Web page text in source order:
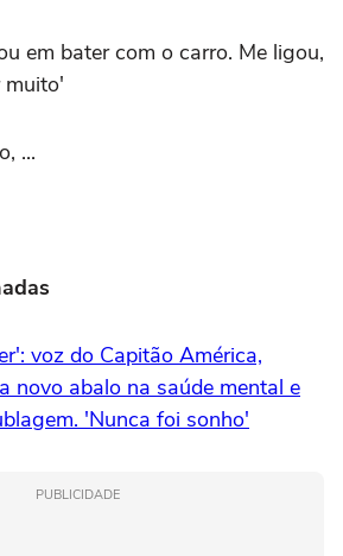
em bater com o carro. Me ligou,
muito'
...
voz do Capitão América,
novo abalo na saúde mental e
'Nunca foi sonho'
PUBLICIDADE